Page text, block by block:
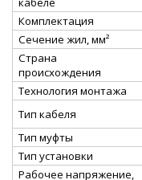
Комплектация
Сечение жил, мм²
Страна
происхождения
Технология монтажа
Тип кабеля
Тип муфты
Тип установки
Рабочее напряжение,